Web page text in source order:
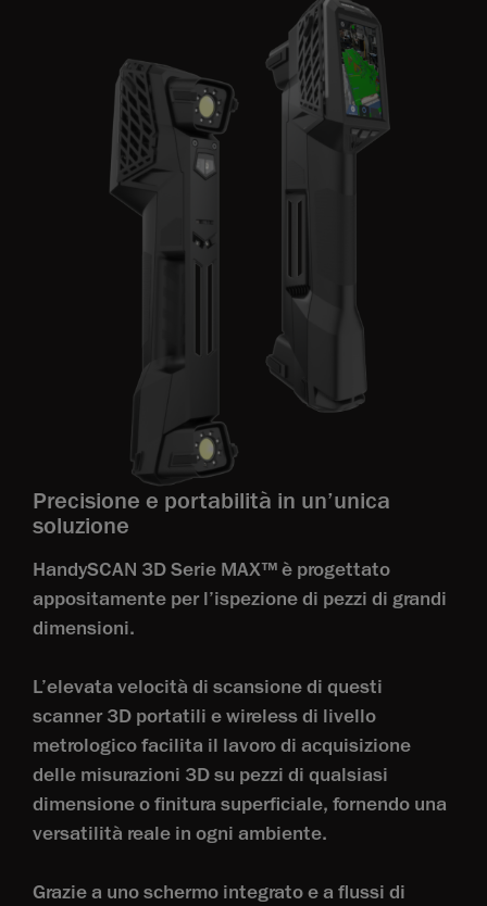
Precisione e portabilità in un’unica
soluzione
HandySCAN 3D Serie MAX™ è progettato
appositamente per l’ispezione di pezzi di grandi
dimensioni.
L’elevata velocità di scansione di questi
scanner 3D portatili e wireless di livello
metrologico facilita il lavoro di acquisizione
delle misurazioni 3D su pezzi di qualsiasi
dimensione o finitura superficiale, fornendo una
versatilità reale in ogni ambiente.
Grazie a uno schermo integrato e a flussi di